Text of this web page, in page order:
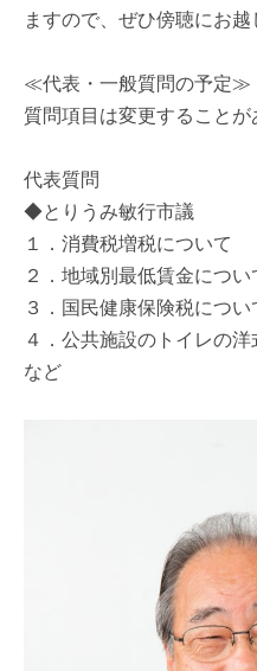
ますので、ぜひ傍聴にお越
≪代表・一般質問の予定≫
質問項目は変更することが
代表質問
◆とりうみ敏行市議
１．消費税増税について
２．地域別最低賃金につい
３．国民健康保険税につい
４．公共施設のトイレの洋
など